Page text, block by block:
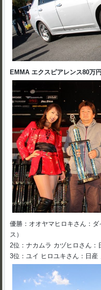
EMMA エクスピアレンス80万
優勝：オオヤマヒロキさん：
ス）
2位：ナカムラ カヅヒロさん：
3位：ユイ ヒロユキさん：日産